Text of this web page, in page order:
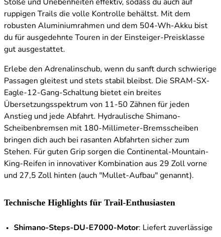
Stöße und Unebenheiten effektiv, sodass du auch auf
ruppigen Trails die volle Kontrolle behältst. Mit dem
robusten Aluminiumrahmen und dem 504-Wh-Akku bist
du für ausgedehnte Touren in der Einsteiger-Preisklasse
gut ausgestattet.
Erlebe den Adrenalinschub, wenn du sanft durch schwierige
Passagen gleitest und stets stabil bleibst. Die SRAM-SX-
Eagle-12-Gang-Schaltung bietet ein breites
Übersetzungsspektrum von 11-50 Zähnen für jeden
Anstieg und jede Abfahrt. Hydraulische Shimano-
Scheibenbremsen mit 180-Millimeter-Bremsscheiben
bringen dich auch bei rasanten Abfahrten sicher zum
Stehen. Für guten Grip sorgen die Continental-Mountain-
King-Reifen in innovativer Kombination aus 29 Zoll vorne
und 27,5 Zoll hinten (auch "Mullet-Aufbau" genannt).
Technische Highlights für Trail-Enthusiasten
Shimano-Steps-DU-E7000-Motor: Liefert zuverlässige